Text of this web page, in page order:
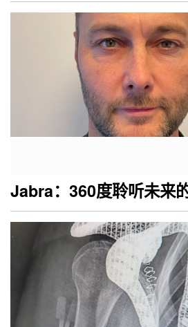
Jabra：360度聆听未来